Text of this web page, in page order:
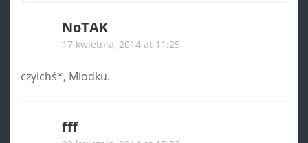
NoTAK
17 kwietnia, 2014 at 11:25
czyichś*, Miodku.
fff